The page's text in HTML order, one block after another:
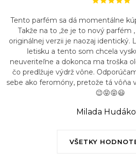
VŠETKY
Tento parfém sa dá momentálne
Takže na to ,že je to nový parfém
originálnej verzii je naozaj identický.
letisku a tento som chcela
neuveriteľne a dokonca ma troška
čo predlžuje výdrž vône.
sebe ako feromóny, pretože tá vôňa
😉😝😝😃
Milada